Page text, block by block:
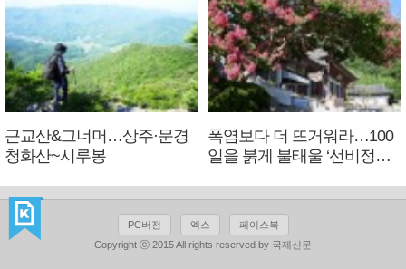
근교산&그너머…상주·문경
청화산~시루봉
폭염보다 더 뜨거워라…100
일을 붉게 불태울 ‘선비정신’
PC버전 엑스
페이스북
Copyright ⓒ 2015 All rights reserved by 국제신문